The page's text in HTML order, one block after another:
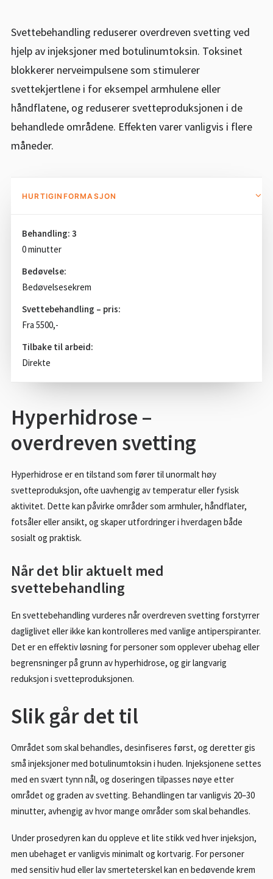
55 99 11 00
POST@PK1.NO
Svettebehandling reduserer overdreven svetting ved
hjelp av injeksjoner med botulinumtoksin. Toksinet
blokkerer nerveimpulsene som stimulerer
svettekjertlene i for eksempel armhulene eller
håndflatene, og reduserer svetteproduksjonen i de
behandlede områdene. Effekten varer vanligvis i flere
måneder.
HURTIGINFORMASJON
Behandling: 3
0 minutter
Bedøvelse:
Bedøvelsesekrem
Svettebehandling – pris:
Fra 5500,-
Tilbake til arbeid:
Direkte
Hyperhidrose –
overdreven svetting
Hyperhidrose er en tilstand som fører til unormalt høy
svetteproduksjon, ofte uavhengig av temperatur eller fysisk
aktivitet. Dette kan påvirke områder som armhuler, håndflater,
fotsåler eller ansikt, og skaper utfordringer i hverdagen både
sosialt og praktisk.
Når det blir aktuelt med
svettebehandling
En svettebehandling vurderes når overdreven svetting forstyrrer
dagliglivet eller ikke kan kontrolleres med vanlige antiperspiranter.
Det er en effektiv løsning for personer som opplever ubehag eller
begrensninger på grunn av hyperhidrose, og gir langvarig
reduksjon i svetteproduksjonen.
Slik går det til
Området som skal behandles, desinfiseres først, og deretter gis
små injeksjoner med botulinumtoksin i huden. Injeksjonene settes
med en svært tynn nål, og doseringen tilpasses nøye etter
området og graden av svetting. Behandlingen tar vanligvis 20–30
minutter, avhengig av hvor mange områder som skal behandles.
Under prosedyren kan du oppleve et lite stikk ved hver injeksjon,
men ubehaget er vanligvis minimalt og kortvarig. For personer
med sensitiv hud eller lav smerteterskel kan en bedøvende krem